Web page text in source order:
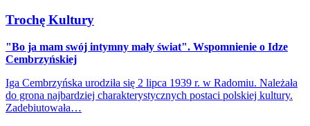
Trochę Kultury
"Bo ja mam swój intymny mały świat". Wspomnienie o Idze
Cembrzyńskiej
Iga Cembrzyńska urodziła się 2 lipca 1939 r. w Radomiu. Należała
do grona najbardziej charakterystycznych postaci polskiej kultury.
Zadebiutowała…